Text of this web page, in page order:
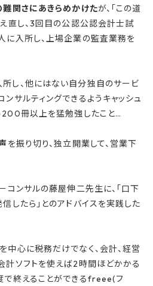
難関さにあきらめかけたが、「この道
え直し、3回目の公認公認会計士試
に入所し、上場企業の監査業務を
し、他にはない自分独自のサービ
サルティングできるようキャッシュ
冊以上を猛勉強したこと…
を振り切り、独立開業して、営業下
コンサルの藤屋伸二先生に、「口下
したら」とのアドバイスを実践した
中心に税務だけでなく、会計、経営
計ソフトを使えば2時間ほどかかる
終えることができるfreee(フ